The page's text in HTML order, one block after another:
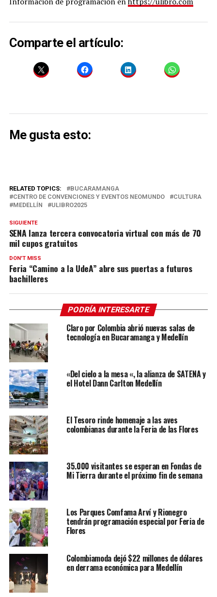
Comparte el artículo:
Me gusta esto:
RELATED TOPICS:
BUCARAMANGA
CENTRO DE CONVENCIONES Y EVENTOS NEOMUNDO
CULTURA
MEDELLÍN
ULIBRO2025
SIGUIENTE
SENA lanza tercera convocatoria virtual con más de 70
mil cupos gratuitos
DON'T MISS
Feria “Camino a la UdeA” abre sus puertas a futuros
bachilleres
PODRÍA INTERESARTE
Claro por Colombia abrió nuevas salas de
tecnología en Bucaramanga y Medellín
«Del cielo a la mesa «, la alianza de SATENA y
el Hotel Dann Carlton Medellín
El Tesoro rinde homenaje a las aves
colombianas durante la Feria de las Flores
35.000 visitantes se esperan en Fondas de
Mi Tierra durante el próximo fin de semana
Los Parques Comfama Arví y Rionegro
tendrán programación especial por Feria de
Flores
Colombiamoda dejó $22 millones de dólares
en derrama económica para Medellín